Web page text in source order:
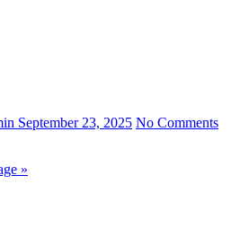
September 23, 2025 No Comments
»